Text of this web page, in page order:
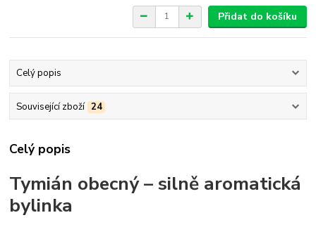
Přidat do košíku
Celý popis
Související zboží 24
Celý popis
Tymián obecný – silně aromatická
bylinka